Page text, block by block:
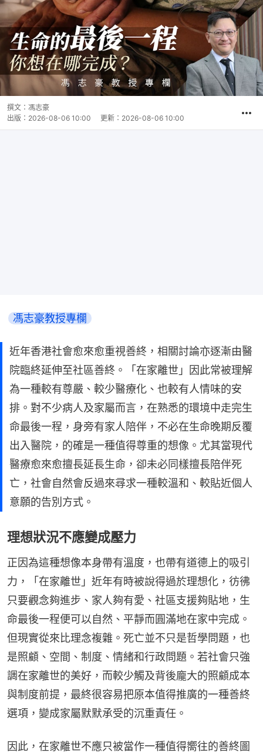
撰文： 馮志豪
出版： 2026-08-06 10:00 更新： 2026-08-06 10:00
馮志豪教授專欄
近年香港社會愈來愈重視善終，相關討論亦逐漸由醫
院臨終延伸至社區善終。「在家離世」因此常被理解
為一種較有尊嚴、較少醫療化、也較有人情味的安
排。對不少病人及家屬而言，在熟悉的環境中走完生
命最後一程，身旁有家人陪伴，不必在生命晚期反覆
出入醫院，的確是一種值得尊重的想像。尤其當現代
醫療愈來愈擅長延長生命，卻未必同樣擅長陪伴死
亡，社會自然會反過來尋求一種較溫和、較貼近個人
意願的告別方式。
理想狀況不應變成壓力
正因為這種想像本身帶有溫度，也帶有道德上的吸引
力，「在家離世」近年有時被說得過於理想化，彷彿
只要觀念夠進步、家人夠有愛、社區支援夠貼地，生
命最後一程便可以自然、平靜而圓滿地在家中完成。
但現實從來比理念複雜。死亡並不只是哲學問題，也
是照顧、空間、制度、情緒和行政問題。若社會只強
調在家離世的美好，而較少觸及背後龐大的照顧成本
與制度前提，最終很容易把原本值得推廣的一種善終
選項，變成家屬默默承受的沉重責任。
因此，在家離世不應只被當作一種值得嚮往的善終圖